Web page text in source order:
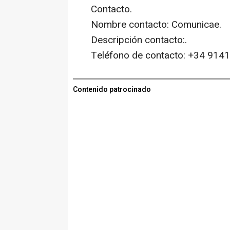
Contacto.
Nombre contacto: Comunicae.
Descripción contacto:.
Teléfono de contacto: +34
Contenido patrocinado